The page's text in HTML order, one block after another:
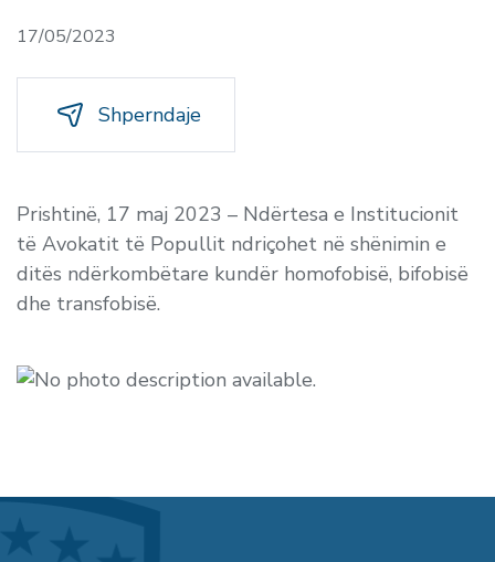
17/05/2023
Shperndaje
Prishtinë, 17 maj 2023 – Ndërtesa e Institucionit
të Avokatit të Popullit ndriçohet në shënimin e
ditës ndërkombëtare kundër homofobisë, bifobisë
dhe transfobisë.